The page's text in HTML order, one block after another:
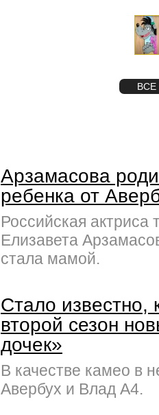
ВСЕ
Арзамасова
ребенка от
Российская актриса
Елизавета
стала мамой.
Стало известно,
второй сезон
дочек»
В качестве камео в
Авербух и Влад А4.